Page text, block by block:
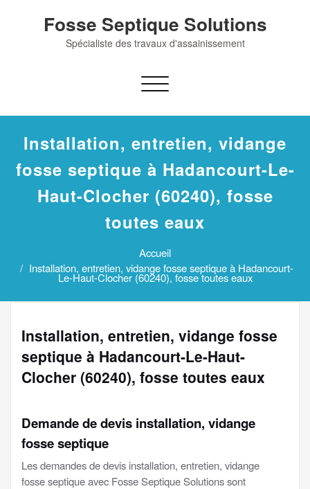
Fosse Septique Solutions
Spécialiste des travaux d'assainissement
Afficher/masquer
navigation
Installation, entretien, vidange
fosse septique à Hadancourt-Le-
Haut-Clocher (60240), fosse
toutes eaux
Accueil
Installation, entretien, vidange fosse septique à Hadancourt-
Le-Haut-Clocher (60240), fosse toutes eaux
Installation, entretien, vidange fosse
septique à Hadancourt-Le-Haut-
Clocher (60240), fosse toutes eaux
Demande de devis installation, vidange
fosse septique
Les demandes de devis installation, entretien, vidange
fosse septique avec Fosse Septique Solutions sont